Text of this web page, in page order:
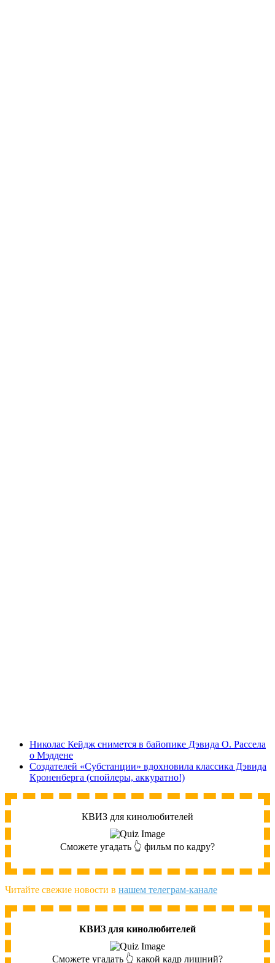
Николас Кейдж снимется в байопике Дэвида О. Рассела
о Мэддене
Создателей «Субстанции» вдохновила классика Дэвида
Кроненберга (спойлеры, аккуратно!)
КВИЗ для кинолюбителей
Сможете угадать 👆 фильм по кадру?
Читайте свежие новости в нашем телеграм-канале
КВИЗ для кинолюбителей
Сможете угадать 👆 какой кадр лишний?